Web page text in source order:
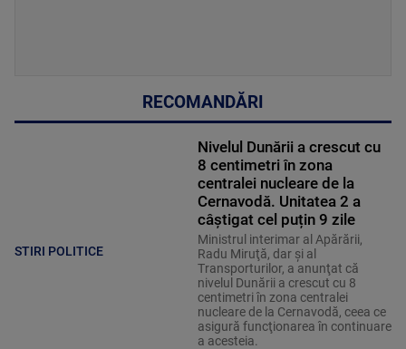
RECOMANDĂRI
STIRI POLITICE
Nivelul Dunării a crescut cu
8 centimetri în zona
centralei nucleare de la
Cernavodă. Unitatea 2 a
câștigat cel puțin 9 zile
Ministrul interimar al Apărării,
Radu Miruţă, dar şi al
Transporturilor, a anunţat că
nivelul Dunării a crescut cu 8
centimetri în zona centralei
nucleare de la Cernavodă, ceea ce
asigură funcţionarea în continuare
a acesteia.